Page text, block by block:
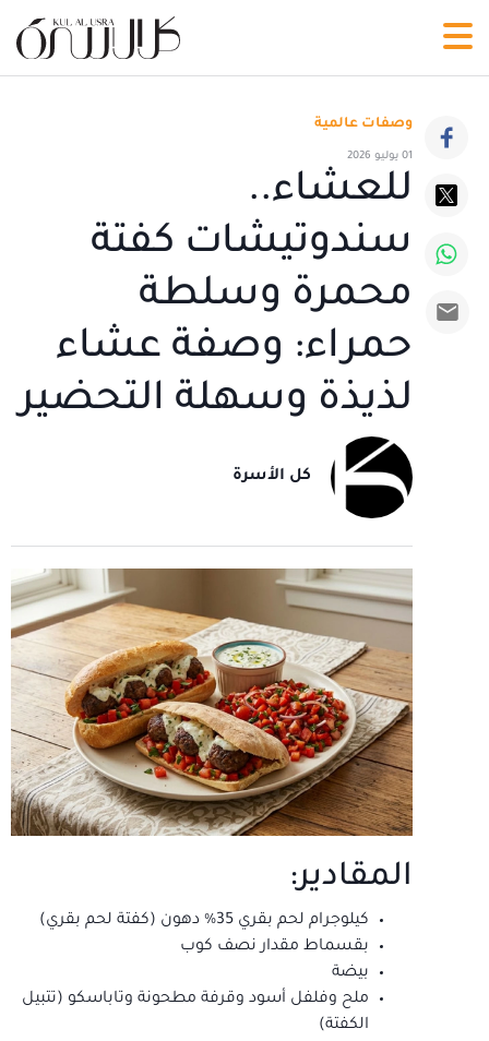
وصفات عالمية
01 يوليو 2026
للعشاء..
سندوتيشات كفتة
محمرة وسلطة
حمراء: وصفة عشاء
لذيذة وسهلة التحضير
كل الأسرة
المقادير:
كيلوجرام لحم بقري 35% دهون (كفتة لحم بقري)
بقسماط مقدار نصف كوب
بيضة
ملح وفلفل أسود وقرفة مطحونة وتاباسكو (تتبيل
الكفتة)